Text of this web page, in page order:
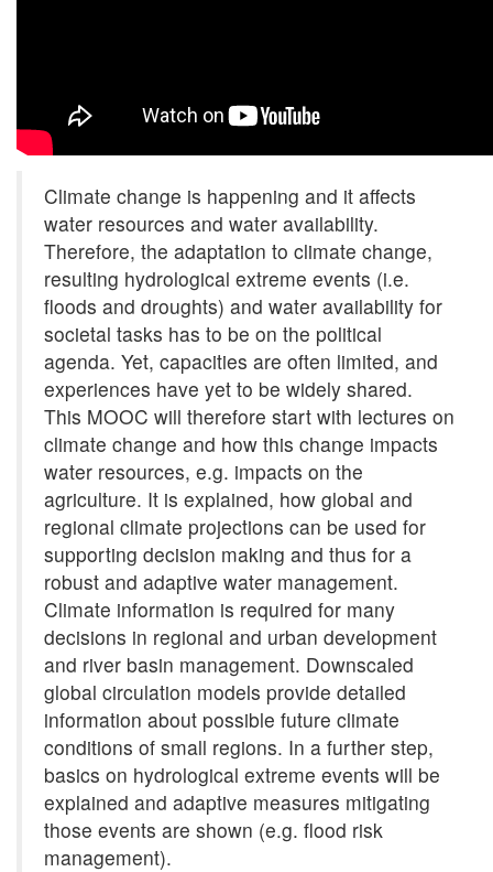
Climate change is happening and it affects
water resources and water availability.
Therefore, the adaptation to climate change,
resulting hydrological extreme events (i.e.
floods and droughts) and water availability for
societal tasks has to be on the political
agenda. Yet, capacities are often limited, and
experiences have yet to be widely shared.
This MOOC will therefore start with lectures on
climate change and how this change impacts
water resources, e.g. impacts on the
agriculture. It is explained, how global and
regional climate projections can be used for
supporting decision making and thus for a
robust and adaptive water management.
Climate information is required for many
decisions in regional and urban development
and river basin management. Downscaled
global circulation models provide detailed
information about possible future climate
conditions of small regions. In a further step,
basics on hydrological extreme events will be
explained and adaptive measures mitigating
those events are shown (e.g. flood risk
management).